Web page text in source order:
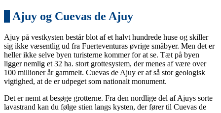
Ajuy og Cuevas de Ajuy
Ajuy på vestkysten består blot af et halvt hundrede huse og skiller
sig ikke væsentlig ud fra Fuerteventuras øvrige småbyer. Men det er
heller ikke selve byen turisterne kommer for at se. Tæt på byen
ligger nemlig et 32 ha. stort grottesystem, der menes af være over
100 millioner år gammelt. Cuevas de Ajuy er af så stor geologisk
vigtighed, at de er udpeget som nationalt monument.
Det er nemt at besøge grotterne. Fra den nordlige del af Ajuys sorte
lavastrand kan du følge stien langs kysten, der fører til Cuevas de